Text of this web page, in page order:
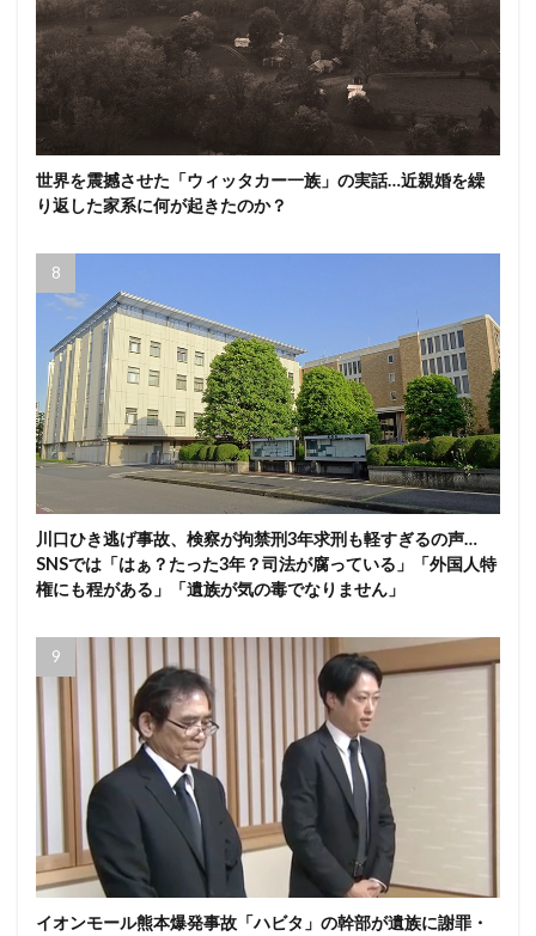
世界を震撼させた「ウィッタカー一族」の実話…近親婚を繰
り返した家系に何が起きたのか？
川口ひき逃げ事故、検察が拘禁刑3年求刑も軽すぎるの声…
SNSでは「はぁ？たった3年？司法が腐っている」「外国人特
権にも程がある」「遺族が気の毒でなりません」
イオンモール熊本爆発事故「ハビタ」の幹部が遺族に謝罪・